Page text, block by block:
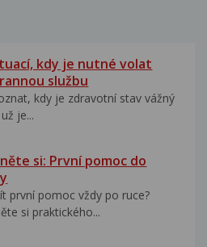
kdy je nutné volat
službu
kdy je zdravotní stav vážný
je...
si: První pomoc do
první pomoc vždy po ruce?
si praktického...